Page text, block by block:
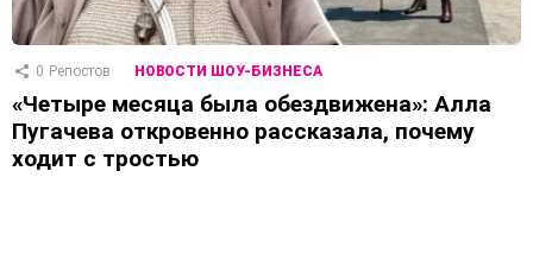
0 Репостов НОВОСТИ ШОУ-БИЗНЕСА
«Четыре месяца была обездвижена»: Алла
Пугачева откровенно рассказала, почему
ходит с тростью